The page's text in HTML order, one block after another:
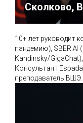
Сколково,
10+ лет руководит
пандемию), SBER AI
Kandinsky/
Консультант
преподаватель ВШЭ.